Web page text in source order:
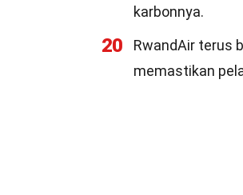
karbonnya.
20
RwandAir terus
memastikan